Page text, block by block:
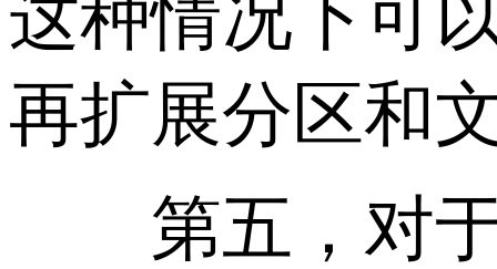
这种情况下可
再扩展分区和
第五，对于